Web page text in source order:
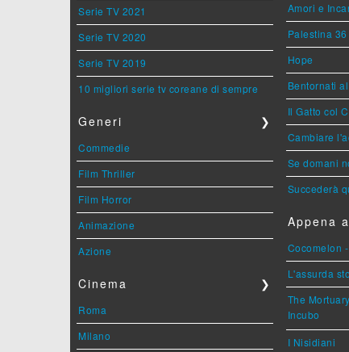
Serie TV 2021
Serie TV 2020
Serie TV 2019
10 migliori serie tv coreane di sempre
Generi ❯
Commedie
Film Thriller
Film Horror
Animazione
Azione
Cinema ❯
Roma
Milano
Amori e
Palestina 36
Hope
Bentornati
Il Gatto col
Cambiare
Se domani
Succederà
Appena
Cocomelon
L'assurda
The
Incubo
I Nisidiani